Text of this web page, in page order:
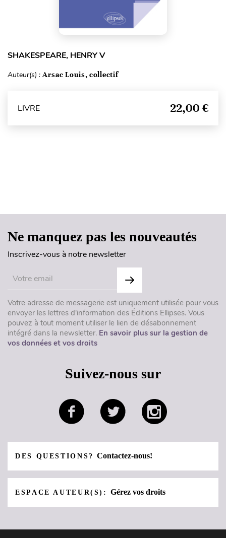
SHAKESPEARE, HENRY V
Auteur(s) :Arsac Louis, collectif
LIVRE 22,00 €
Ne manquez pas les nouveautés
Inscrivez-vous à notre newsletter
Votre adresse de messagerie est uniquement utilisée pour vous
envoyer les lettres d'information des Éditions Ellipses. Vous
pouvez à tout moment utiliser le lien de désabonnement
intégré dans la newsletter. En savoir plus sur la gestion de
vos données et vos droits
Suivez-nous sur
DES QUESTIONS?Contactez-nous!
ESPACE AUTEUR(S):Gérez vos droits